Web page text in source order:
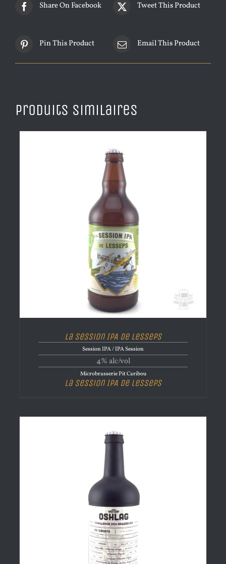
Share On Facebook Tweet This Product
Pin This Product Email This Product
Produits similaires
La Session IPA de Lesseps
Session IPA / IPA Session
4% alc/vol
Microbrasserie Pit Caribou
La Session IPA de Lesseps